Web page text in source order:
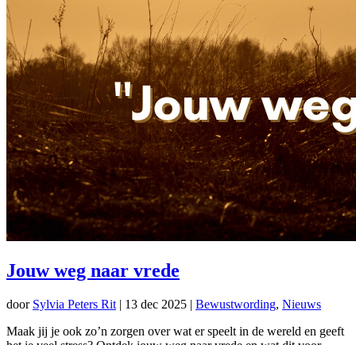
Jouw weg naar vrede
door Sylvia Peters Rit | 13 dec 2025 | Bewustwording, Nieuws
Maak jij je ook zo’n zorgen over wat er speelt in de wereld en geeft